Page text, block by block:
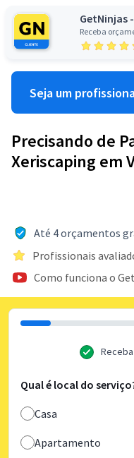
GetNinjas
Receba
Seja um
Precisando de
Xeriscaping em
Até 4 orçamentos
Profissionais
Como funciona o
Qual é local do
Casa
Apartamento